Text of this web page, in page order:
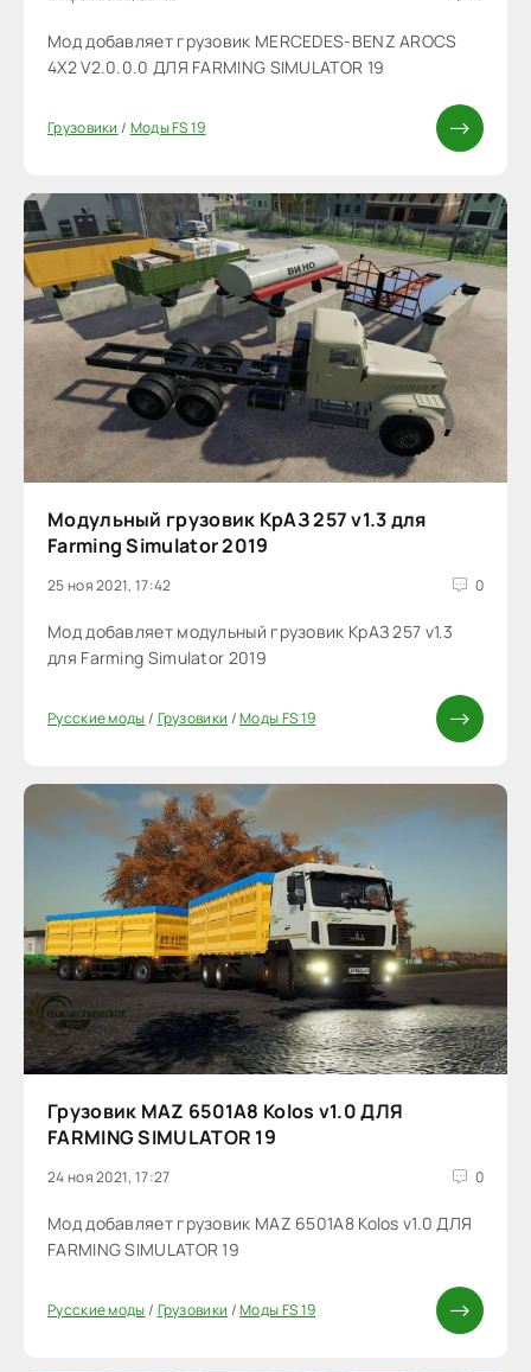
Мод добавляет грузовик MERCEDES-BENZ AROCS
4X2 V2.0.0.0 ДЛЯ FARMING SIMULATOR 19
Грузовики / Моды FS 19
Модульный грузовик КрАЗ 257 v1.3 для
Farming Simulator 2019
25 ноя 2021, 17:42 0
Мод добавляет модульный грузовик КрАЗ 257 v1.3
для Farming Simulator 2019
Русские моды/ Грузовики /Моды FS 19
Грузовик MAZ 6501A8 Kolos v1.0 ДЛЯ
FARMING SIMULATOR 19
24 ноя 2021, 17:27 0
Мод добавляет грузовик MAZ 6501A8 Kolos v1.0 ДЛЯ
FARMING SIMULATOR 19
Русские моды/ Грузовики /Моды FS 19